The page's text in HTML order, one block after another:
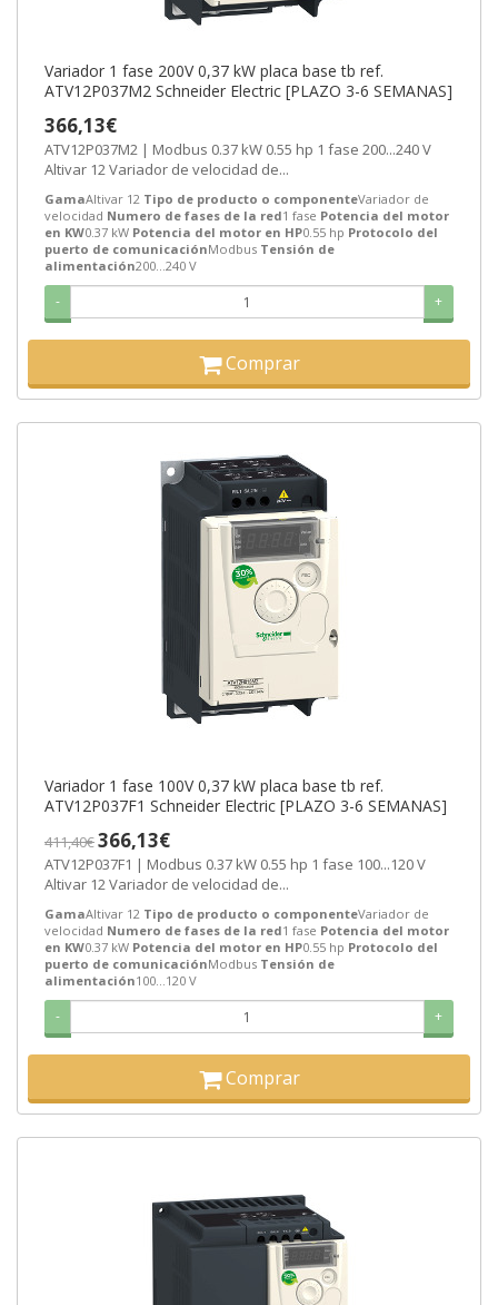
Variador 1 fase 200V 0,37 kW placa base tb ref.
ATV12P037M2 Schneider Electric [PLAZO 3-6 SEMANAS]
366,13€
ATV12P037M2 | Modbus 0.37 kW 0.55 hp 1 fase 200...240 V
Altivar 12 Variador de velocidad de...
GamaAltivar 12 Tipo de producto o componenteVariador de
velocidad Numero de fases de la red1 fase Potencia del motor
en KW0.37 kW Potencia del motor en HP0.55 hp Protocolo del
puerto de comunicaciónModbus Tensión de
alimentación200...240 V
- +
Comprar
Variador 1 fase 100V 0,37 kW placa base tb ref.
ATV12P037F1 Schneider Electric [PLAZO 3-6 SEMANAS]
411,40€366,13€
ATV12P037F1 | Modbus 0.37 kW 0.55 hp 1 fase 100...120 V
Altivar 12 Variador de velocidad de...
GamaAltivar 12 Tipo de producto o componenteVariador de
velocidad Numero de fases de la red1 fase Potencia del motor
en KW0.37 kW Potencia del motor en HP0.55 hp Protocolo del
puerto de comunicaciónModbus Tensión de
alimentación100...120 V
- +
Comprar